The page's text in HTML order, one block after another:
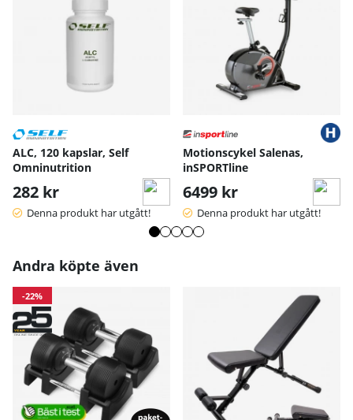
L
Handskens längd
19
Handskens bredd
10.5 11
Handskens bredd längst ned
8 9.5
Handskens längd - dam
12. 13.5
14.2
Handskens bred - dam
8.5
9.5
ALC, 120 kapslar, Self
Omninutrition
282 kr
Denna produkt har utgått!
Motionscykel Salenas,
inSPORTline
6499 kr
Denna produkt har utgått!
Andra köpte även
-22%